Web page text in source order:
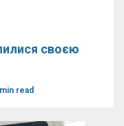
своєю
read